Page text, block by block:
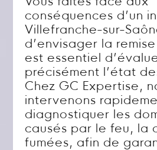
Vous faites face aux
conséquences d’un
Villefranche-sur-
d’envisager la
est essentiel
précisément l’état
Chez GC Expertise,
intervenons
diagnostiquer les
causés par le feu, la
fumées, afin de